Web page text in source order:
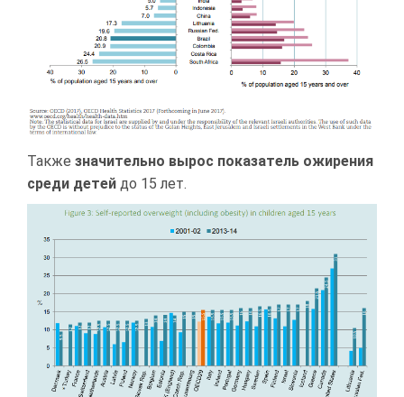
Также значительно вырос показатель ожирения
среди детей до 15 лет.